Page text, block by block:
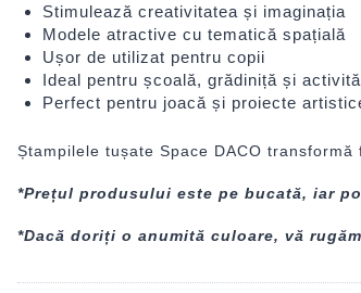
Stimulează creativitatea și imaginația
Modele atractive cu tematică spațială
Ușor de utilizat pentru copii
Ideal pentru școală, grădiniță și
Perfect pentru joacă și proiecte
Ștampilele tușate Space DACO
*Prețul produsului este pe bucată, iar
*Dacă doriți o anumită culoare, vă